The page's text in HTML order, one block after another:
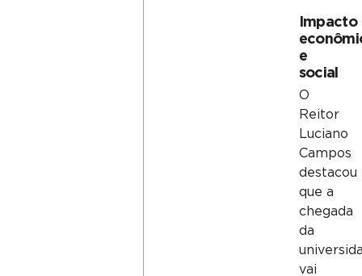
Impacto
e
social
O
Reitor
Luciano
Campos
destacou
que a
chegada
da
vai